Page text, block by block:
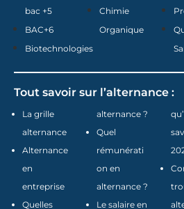
bac +5
BAC+6
Biotechnologies
Chimie
Organique
Tout savoir sur l’alternance :
La grille
alternance
Alternance
en
entreprise
Quelles
alternance ?
Quel
rémunérati
on en
alternance ?
Le salaire en